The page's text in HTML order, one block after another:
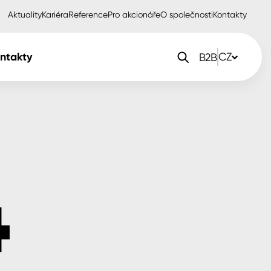
AktualityKariéraReferencePro akcionářeO společnostiKontakty
B2BCZ